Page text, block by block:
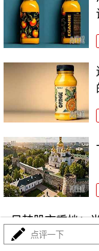
日韩股市重挫：
点评一下